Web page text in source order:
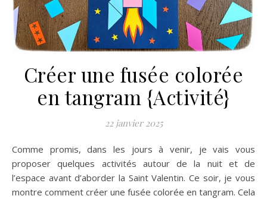
Créer une fusée colorée
en tangram {Activité}
22 janvier 2025
Comme promis, dans les jours à venir, je vais vous
proposer quelques activités autour de la nuit et de
l’espace avant d’aborder la Saint Valentin. Ce soir, je vous
montre comment créer une fusée colorée en tangram. Cela